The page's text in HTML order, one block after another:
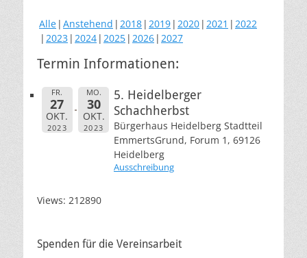
Alle Anstehend 2018 2019 2020 2021
2022
2023 2024 2025 2026 2027
Termin Informationen:
FR.
27
OKT.
2023
MO.
30
OKT.
2023
5. Heidelberger
Schachherbst
Bürgerhaus Heidelberg Stadtteil
EmmertsGrund, Forum 1, 69126
Heidelberg
Ausschreibung
Views: 212890
Spenden für die Vereinsarbeit